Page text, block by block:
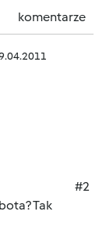
komentarze
#2
Tak